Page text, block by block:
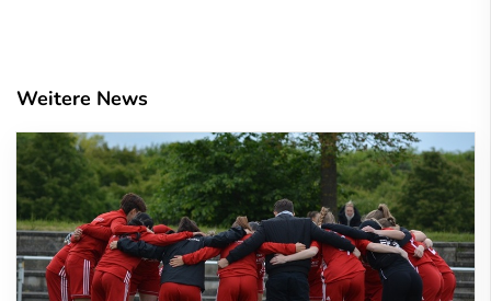
Weitere News